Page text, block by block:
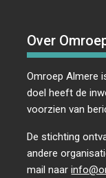
Over
Omroep Almere
doel heeft de
voorzien van
De stichting
andere
mail naar